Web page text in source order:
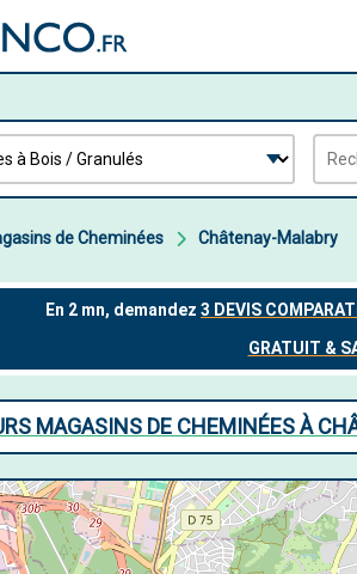
de Cheminées Châtenay-Malabry
MAGASINS DE CHEMINÉES À